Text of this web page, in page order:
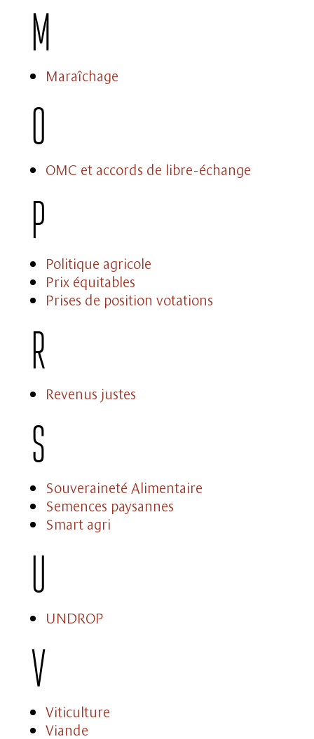
M
Maraîchage
O
OMC et accords de libre-échange
P
Politique agricole
Prix équitables
Prises de position votations
R
Revenus justes
S
Souveraineté Alimentaire
Semences paysannes
Smart agri
U
UNDROP
V
Viticulture
Viande